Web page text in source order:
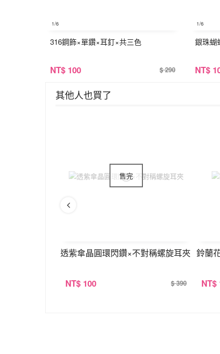
1/6
316鋼飾×單鑽×耳釘×共三色
NT$ 100 $ 290
1/6
銀珠蝴
NT$
其他人也買了
透紫傘晶圓環閃鑽×不對稱螺旋耳夾
NT$ 100 $ 390
鈴蘭
NT$